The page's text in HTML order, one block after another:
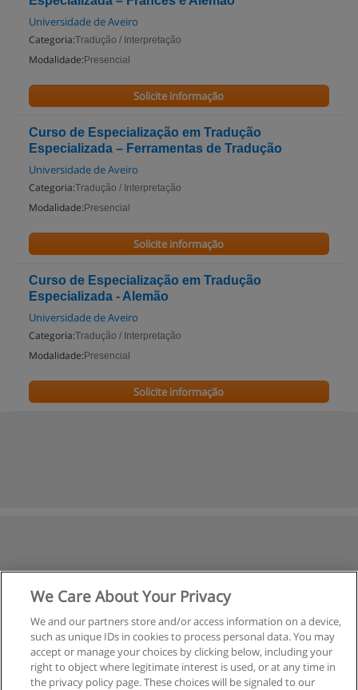
Universidade de Aveiro
Categoria:Tradução / Interpretação
Modalidade: Presencial
Solicite informação
Curso de Especialização em Tradução
Especializada – Ferramentas de Tradução
Universidade de Aveiro
Categoria:Tradução / Interpretação
Modalidade: Presencial
Solicite informação
Curso de Especialização em Tradução
Especializada - Alemão
Universidade de Aveiro
Categoria:Tradução / Interpretação
Modalidade: Presencial
Solicite informação
We Care About Your Privacy
We and our partners store and/or access information on a device,
such as unique IDs in cookies to process personal data. You may
accept or manage your choices by clicking below, including your
right to object where legitimate interest is used, or at any time in
the privacy policy page. These choices will be signaled to our